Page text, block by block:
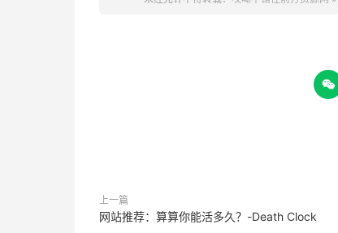

上一篇
网站推荐：算算你能活多久？-Death Clock